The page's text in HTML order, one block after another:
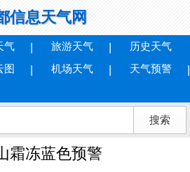
信息天气网
气 旅游天气
历史天气
图
机场天气
天气预警
霜冻蓝色预警